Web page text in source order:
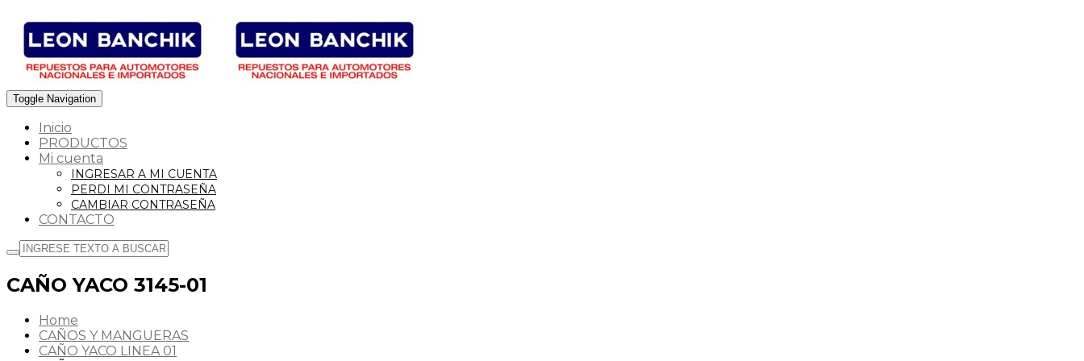
Toggle Navigation
Inicio
PRODUCTOS
Mi cuenta
INGRESAR A MI CUENTA
PERDI MI CONTRASEÑA
CAMBIAR CONTRASEÑA
CONTACTO
CAÑO YACO 3145-01
Home
CAÑOS Y MANGUERAS
CAÑO YACO LINEA 01